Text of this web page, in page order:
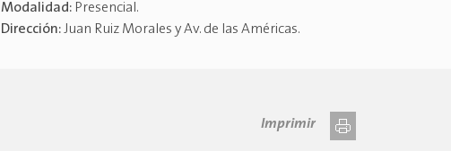
Modalidad: Presencial.
Dirección:Juan Ruiz Morales y Av. de las Américas.
Imprimir